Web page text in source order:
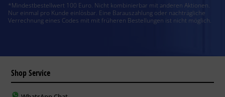
*Mindestbestellwert 100 Euro. Nicht kombinierbar mit anderen Aktionen.
Nur einmal pro Kunde einlösbar. Eine Barauszahlung oder nachträgliche
Verrechnung eines Codes mit mit früheren Bestellungen ist nicht möglich.
Shop Service